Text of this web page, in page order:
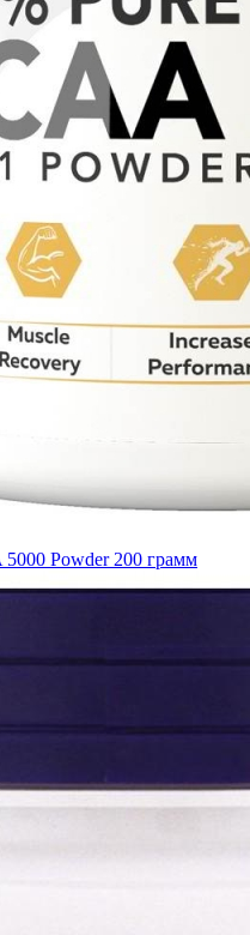
Powder 200 грамм